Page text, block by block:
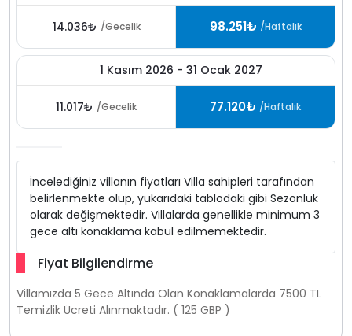
yapılmaktadır Kur değişikliklerine bağlı olarak fiyatlarda
farklılık oluşabilmektedir.Villanın fiyatlandırması GBP
üzerinden yapılmaktadır. ön ödeme sonrasında kalan
tutar, villa giriş günü villa sorumlusu tarafından o günkü
kur üzerinden hesaplanarak tahsil edilmektedir.kur
farklarından etkilenmemek adına toplam ödemenin
14.036₺ /Gecelik 98.251₺ /Haftalık
1 Kasım 2026 - 31 Ocak 2027
11.017₺ /Gecelik 77.120₺ /Haftalık
İncelediğiniz villanın fiyatları Villa sahipleri tarafından
belirlenmekte olup, yukarıdaki tablodaki gibi Sezonluk
olarak değişmektedir. Villalarda genellikle minimum 3
gece altı konaklama kabul edilmemektedir.
Fiyat Bilgilendirme
Villamızda 5 Gece Altında Olan Konaklamalarda 7500 TL
Temizlik Ücreti Alınmaktadır. ( 125 GBP )